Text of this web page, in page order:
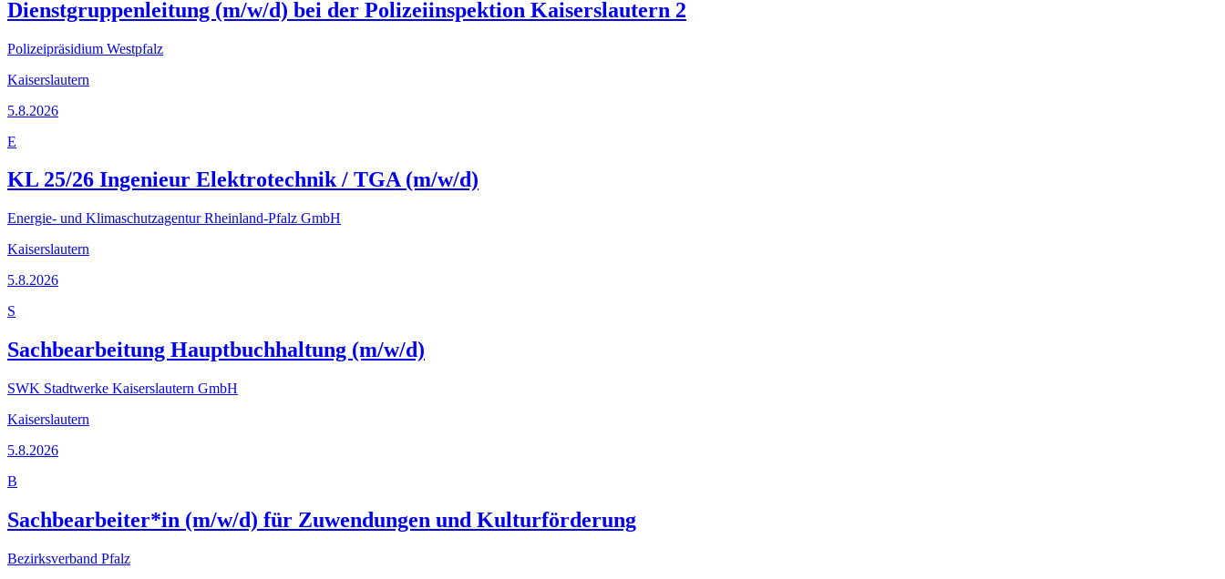
Dienstgruppenleitung (m/w/d) bei der Polizeiinspektion Kaiserslautern 2
Polizeipräsidium Westpfalz
Kaiserslautern
5.8.2026
E
KL 25/26 Ingenieur Elektrotechnik / TGA (m/w/d)
Energie- und Klimaschutzagentur Rheinland-Pfalz GmbH
Kaiserslautern
5.8.2026
S
Sachbearbeitung Hauptbuchhaltung (m/w/d)
SWK Stadtwerke Kaiserslautern GmbH
Kaiserslautern
5.8.2026
B
Sachbearbeiter*in (m/w/d) für Zuwendungen und Kulturförderung
Bezirksverband Pfalz